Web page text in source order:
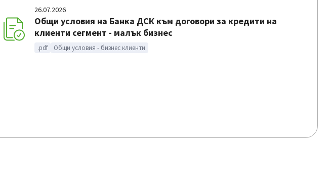
26.07.2026
Общи условия на Банка ДСК към договори за кредити на
клиенти сегмент - малък бизнес
.pdf Общи условия - бизнес клиенти